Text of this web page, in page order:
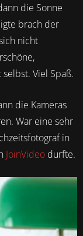
die Sonne
brach der
nicht
Viel Spaß.
die Kameras
War eine sehr
in
JoinVideo durfte.